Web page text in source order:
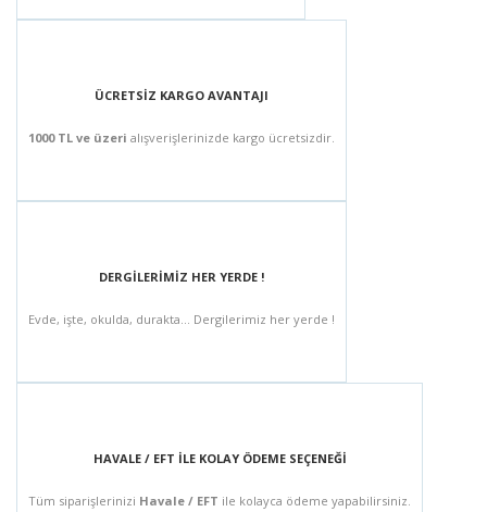
ÜCRETSİZ KARGO AVANTAJI
1000 TL ve üzeri alışverişlerinizde kargo ücretsizdir.
DERGİLERİMİZ HER YERDE !
Evde, işte, okulda, durakta... Dergilerimiz her yerde !
HAVALE / EFT İLE KOLAY ÖDEME SEÇENEĞİ
Tüm siparişlerinizi Havale / EFT ile kolayca ödeme yapabilirsiniz.